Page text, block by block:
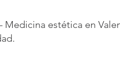
Medicina estética en